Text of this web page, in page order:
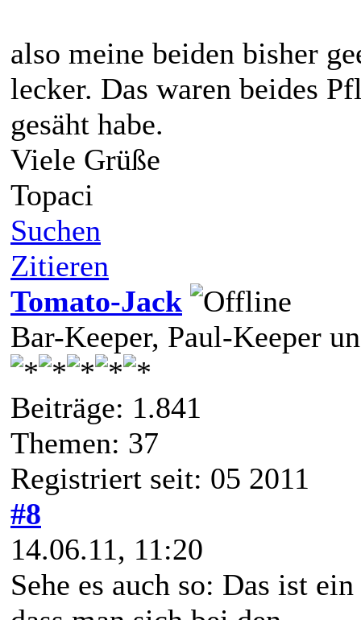
also meine beiden bisher
lecker. Das waren beides
gesäht habe.
Viele Grüße
Topaci
Suchen
Zitieren
Tomato-Jack
Bar-Keeper, Paul-Keeper
Beiträge: 1.841
Themen: 37
Registriert seit: 05 2011
#8
14.06.11, 11:20
Sehe es auch so: Das ist